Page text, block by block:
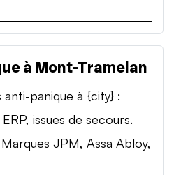
à Mont-Tramelan
panique à {city} :
issues de secours.
JPM, Assa Abloy,